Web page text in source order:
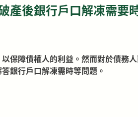
產後銀行戶口解凍需要
保障債權人的利益。然而對於債務
銀行戶口解凍需時等問題。